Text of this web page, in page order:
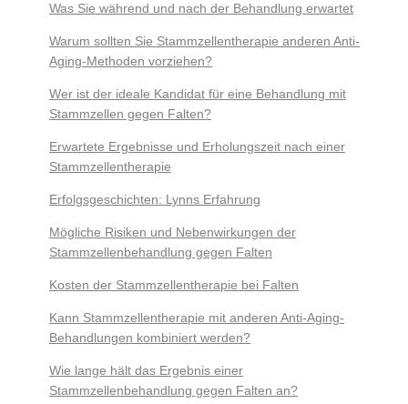
Was Sie während und nach der Behandlung erwartet
Warum sollten Sie Stammzellentherapie anderen Anti-
Aging-Methoden vorziehen?
Wer ist der ideale Kandidat für eine Behandlung mit
Stammzellen gegen Falten?
Erwartete Ergebnisse und Erholungszeit nach einer
Stammzellentherapie
Erfolgsgeschichten: Lynns Erfahrung
Mögliche Risiken und Nebenwirkungen der
Stammzellenbehandlung gegen Falten
Kosten der Stammzellentherapie bei Falten
Kann Stammzellentherapie mit anderen Anti-Aging-
Behandlungen kombiniert werden?
Wie lange hält das Ergebnis einer
Stammzellenbehandlung gegen Falten an?